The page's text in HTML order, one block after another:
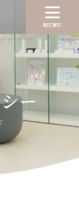
MENU
ー